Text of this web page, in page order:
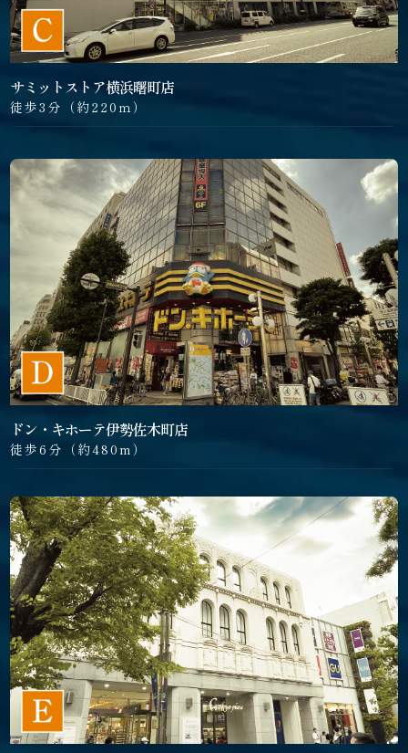
サミットストア横浜曙町店
徒歩3分（約220ｍ）
ドン・キホーテ伊勢佐木町店
徒歩6分（約480m）